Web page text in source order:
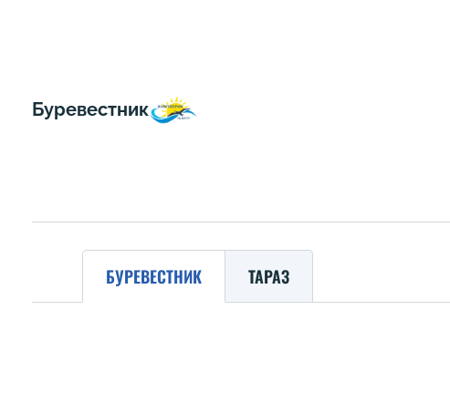
Буревестник
БУРЕВЕСТНИК ТАРАЗ